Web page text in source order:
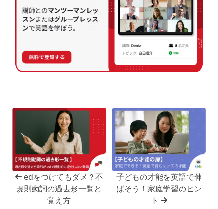
edをつけてもダメ？不
規則動詞の過去形一覧と
覚え方
子どもの才能を英語で伸
ばそう！家庭学習のヒン
ト